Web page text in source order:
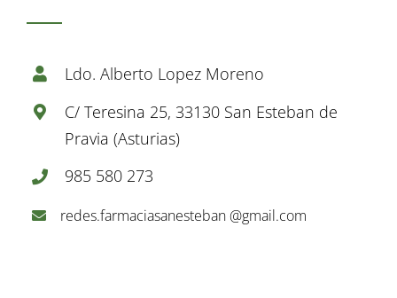
Ldo. Alberto Lopez Moreno
C/ Teresina 25, 33130 San Esteban de
Pravia (Asturias)
985 580 273
redes.farmaciasanesteban @gmail.com